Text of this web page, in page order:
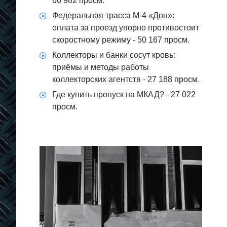
Федеральная трасса М-4 «Дон»:
оплата за проезд упорно противостоит
скоростному режиму - 50 167 просм.
Коллекторы и банки сосут кровь:
приёмы и методы работы
коллекторских агентств - 27 188 просм.
Где купить пропуск на МКАД? - 27 022
просм.